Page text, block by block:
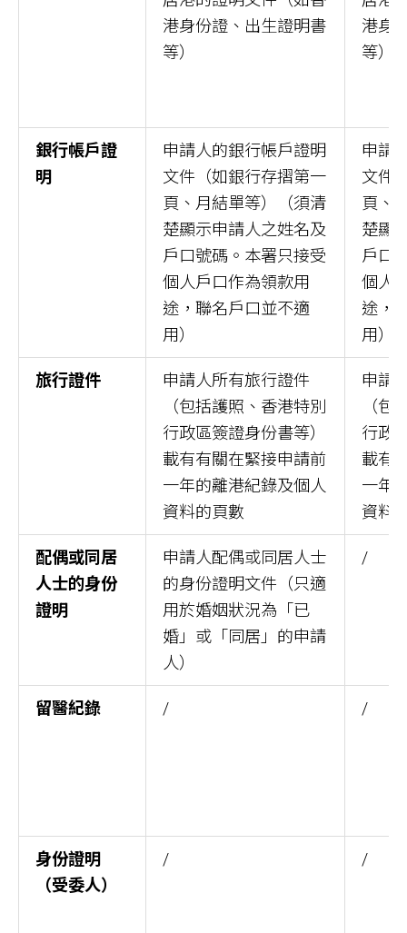
港身份證、出生證明書
等）
港身
等）
銀行帳戶證
明
申請人的銀行帳戶證明
文件（如銀行存摺第一
頁、月結單等）（須清
楚顯示申請人之姓名及
戶口號碼。本署只接受
個人戶口作為領款用
途，聯名戶口並不適
用）
申請
文件
頁、
楚顯
戶口
個人
途，
用）
旅行證件
申請人所有旅行證件
（包括護照、香港特別
行政區簽證身份書等）
載有有關在緊接申請前
一年的離港紀錄及個人
資料的頁數
申請
（包
行政
載有
一年
資料
配偶或同居
人士的身份
證明
申請人配偶或同居人士
的身份證明文件（只適
用於婚姻狀況為「已
婚」或「同居」的申請
人）
/
留醫紀錄 / /
身份證明
（受委人）
/ /